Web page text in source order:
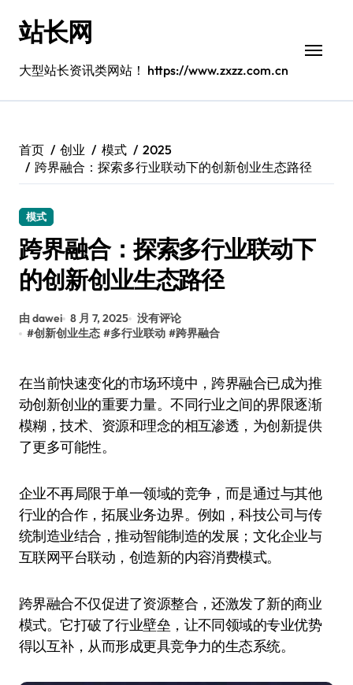
站长网
大型站长资讯类网站！ https://www.zxzz.com.cn
首页 创业 模式
2025
跨界融合：探索多行业联动下的创新创业生态路径
模式
跨界融合：探索多行业联动下
的创新创业生态路径
由 dawei 8 月 7, 2025 没有评论
#创新创业生态 #多行业联动 #跨界融合
在当前快速变化的市场环境中，跨界融合已成为推
动创新创业的重要力量。不同行业之间的界限逐渐
模糊，技术、资源和理念的相互渗透，为创新提供
了更多可能性。
企业不再局限于单一领域的竞争，而是通过与其他
行业的合作，拓展业务边界。例如，科技公司与传
统制造业结合，推动智能制造的发展；文化企业与
互联网平台联动，创造新的内容消费模式。
跨界融合不仅促进了资源整合，还激发了新的商业
模式。它打破了行业壁垒，让不同领域的专业优势
得以互补，从而形成更具竞争力的生态系统。